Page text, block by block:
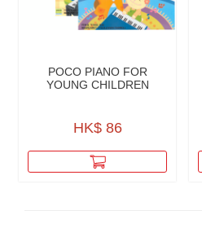
POCO PIANO FOR
YOUNG CHILDREN
HK$ 86